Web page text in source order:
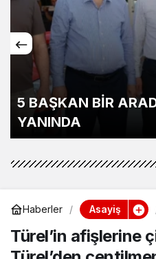
5 BAŞKAN BİR
YANINDA
Haberler Asayiş
Türel’in afişlerine